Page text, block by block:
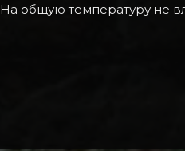
На общую температуру не